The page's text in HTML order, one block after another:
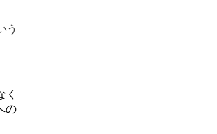
う
く
の